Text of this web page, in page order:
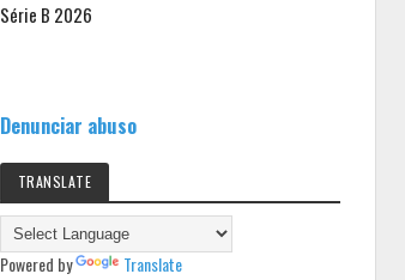
Série B 2026
Denunciar abuso
TRANSLATE
Powered by Translate